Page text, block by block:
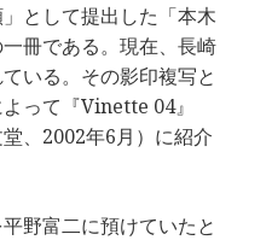
として提出した「本木
冊である。現在、長崎
いる。その影印複写と
って『Vinette 04』
、2002年6月）に紹介
野富二に預けていたと